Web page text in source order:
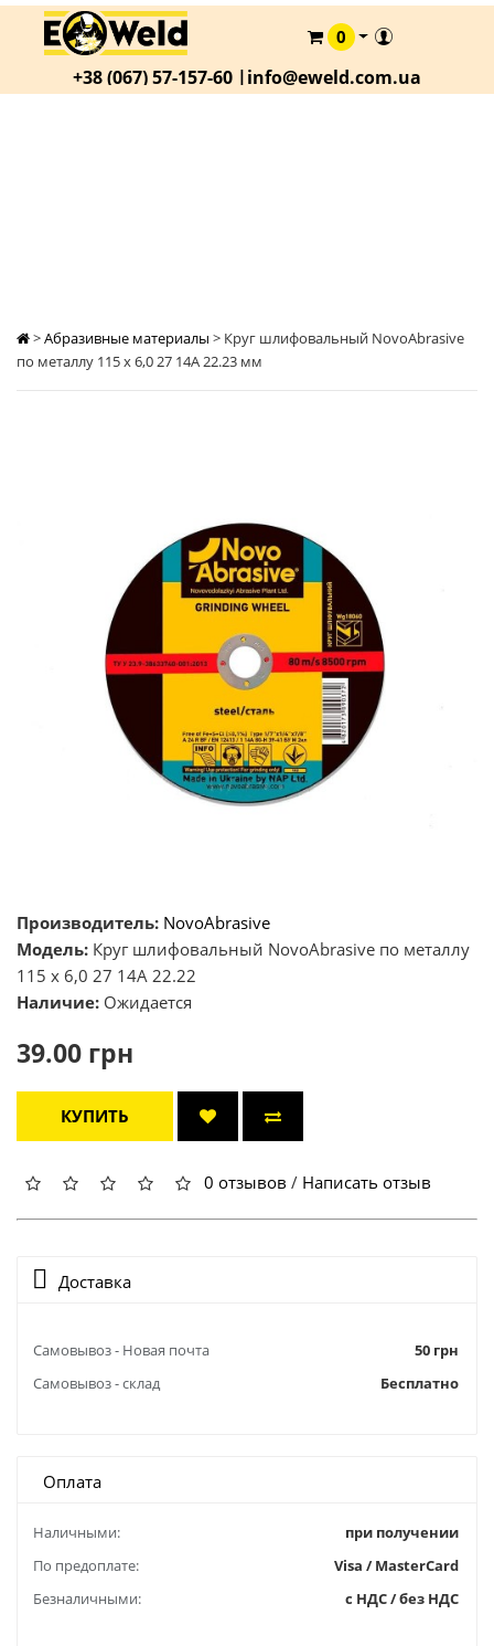
КАТАЛОГ
О
0
+38 (067) 57-157-60 |info@eweld.com.ua
>Абразивные материалы > Круг шлифовальный NovoAbrasive
по металлу 115 х 6,0 27 14А 22.23 мм
Производитель: NovoAbrasive
Модель: Круг шлифовальный NovoAbrasive по металлу
115 х 6,0 27 14А 22.22
Наличие: Ожидается
39.00 грн
КУПИТЬ
0 отзывов / Написать отзыв
Доставка
Самовывоз - Новая почта
50 грн
Самовывоз - склад
Бесплатно
Оплата
Наличными:
при получении
По предоплате:
Visa / MasterCard
Безналичными:
с НДС / без НДС